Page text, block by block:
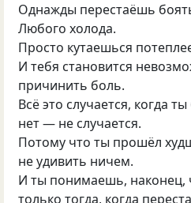
Однажды перестаёшь
Любого холода.
Просто кутаешься
И тебя становится
причинить боль.
Всё это случается, когда
нет — не случается.
Потому что ты прошёл
не удивить ничем.
И ты понимаешь, наконец,
только тогда, когда